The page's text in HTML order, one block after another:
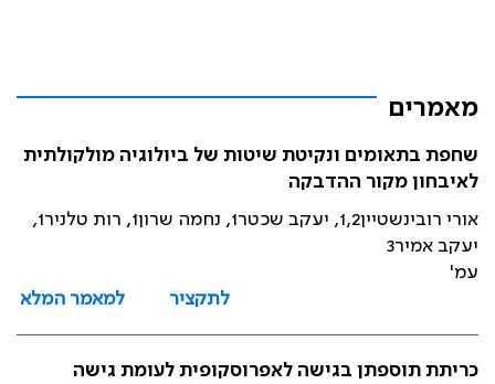
מאמרים
שחפת בתאומים ונקיטת שיטות של ביולוגיה מולקולתית
לאיבחון מקור ההדבקה
אורי רובינשטיין1,2, יעקב שכטר1, נחמה שרון1, רות טלניר1,
יעקב אמיר3
עמ'
לתקציר
למאמר המלא
כריתת תוספתן בגישה לאפרוסקופית לעומת גישה